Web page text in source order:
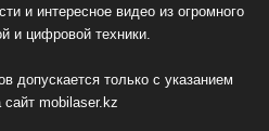
и интересное видео из огромного
и цифровой техники.
допускается только с указанием
сайт mobilaser.kz